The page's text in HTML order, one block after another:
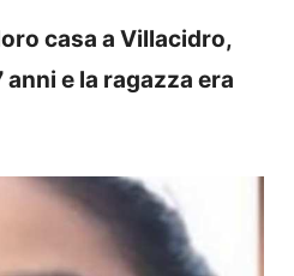
casa a Villacidro,
e la ragazza era